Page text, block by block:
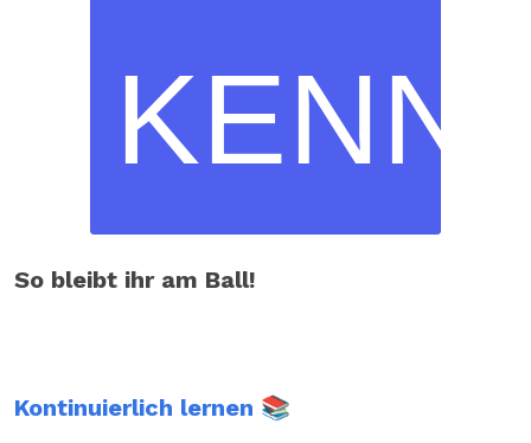
So bleibt ihr am Ball!
Kontinuierlich lernen 📚